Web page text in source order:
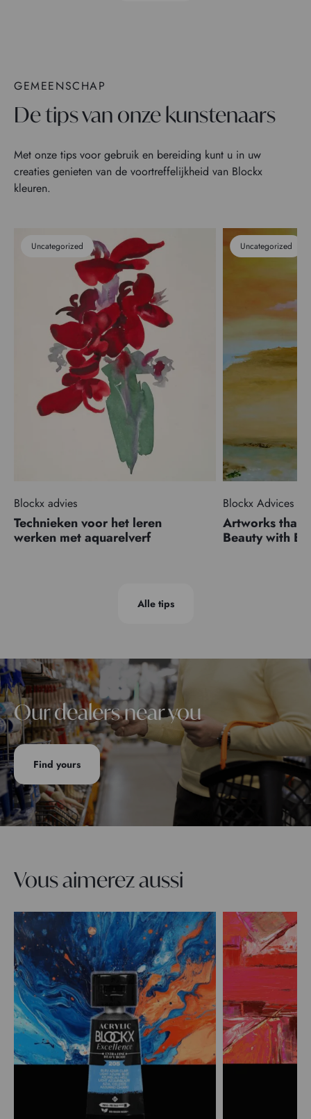
GEMEENSCHAP
De tips van onze kunstenaars
Met onze tips voor gebruik en bereiding kunt u in uw
creaties genieten van de voortreffelijkheid van Blockx
kleuren.
Uncategorized
Blockx advies
Technieken voor het leren
werken met aquarelverf
Uncategorized
Blockx Advices
Artworks that
Beauty with
Alle tips
Our dealers near you
Find yours
Vous aimerez aussi